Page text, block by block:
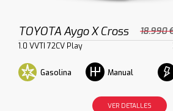
TOYOTA Aygo X Cross 18.990
1.0 VVTI 72CV Play
Gasolina Manual
VER DETALLES